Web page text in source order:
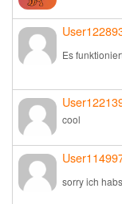
Es
cool
sorry ich